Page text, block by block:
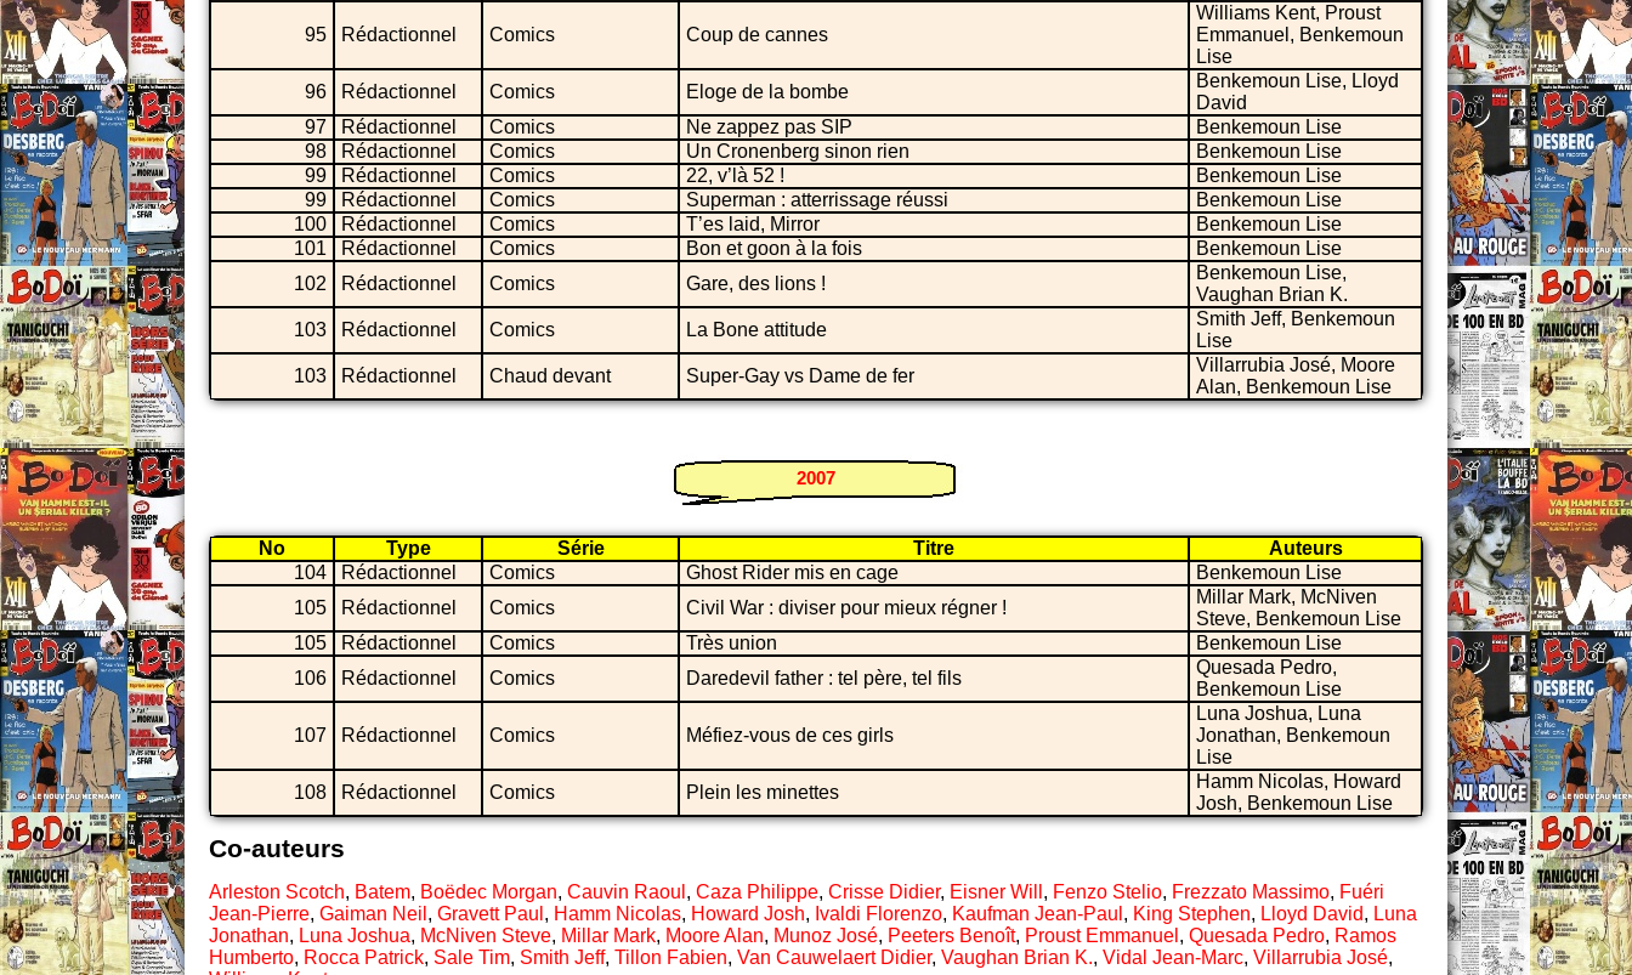
95 Rédactionnel Comics Coup de cannes
Williams Kent, Proust
Emmanuel, Benkemoun
Lise
96
Rédactionnel Comics Eloge de la bombe
Benkemoun Lise, Lloyd
David
97
Rédactionnel Comics Ne zappez pas SIP
Benkemoun Lise
98
Rédactionnel Comics Un Cronenberg sinon rien
Benkemoun Lise
99
Rédactionnel Comics 22, v’là 52 !
Benkemoun Lise
99
Rédactionnel Comics Superman : atterrissage réussi
Benkemoun Lise
100
Rédactionnel Comics T’es laid, Mirror
Benkemoun Lise
101
Rédactionnel Comics Bon et goon à la fois
Benkemoun Lise
102
Rédactionnel Comics Gare, des lions !
Benkemoun Lise,
Vaughan Brian K.
103
Rédactionnel Comics La Bone attitude
Smith Jeff, Benkemoun
Lise
103
Rédactionnel Chaud devant Super-Gay vs Dame de fer
Villarrubia José, Moore
Alan, Benkemoun Lise
2007
No Type Série Titre
Auteurs
104
Rédactionnel Comics Ghost Rider mis en cage
Benkemoun Lise
105
Rédactionnel Comics Civil War : diviser pour mieux régner !
Millar Mark, McNiven
Steve, Benkemoun Lise
105
Rédactionnel Comics Très union
Benkemoun Lise
106
Rédactionnel Comics Daredevil father : tel père, tel fils
Quesada Pedro,
Benkemoun Lise
107 Rédactionnel Comics Méfiez-vous de ces girls
Luna Joshua, Luna
Jonathan, Benkemoun
Lise
108
Rédactionnel Comics Plein les minettes
Hamm Nicolas, Howard
Josh, Benkemoun Lise
Co-auteurs
Arleston Scotch, Batem, Boëdec Morgan, Cauvin Raoul , Caza Philippe, Crisse Didier, Eisner Will , Fenzo Stelio, Frezzato Massimo, Fuéri
Jean-Pierre, Gaiman Neil , Gravett Paul , Hamm Nicolas, Howard Josh, Ivaldi Florenzo, Kaufman Jean-Paul , King Stephen, Lloyd David, Luna
Jonathan, Luna Joshua, McNiven Steve, Millar Mark, Moore Alan, Munoz José, Peeters Benoît, Proust Emmanuel , Quesada Pedro, Ramos
Humberto, Rocca Patrick, Sale Tim, Smith Jeff, Tillon Fabien, Van Cauwelaert Didier, Vaughan Brian K., Vidal Jean-Marc, Villarrubia José,